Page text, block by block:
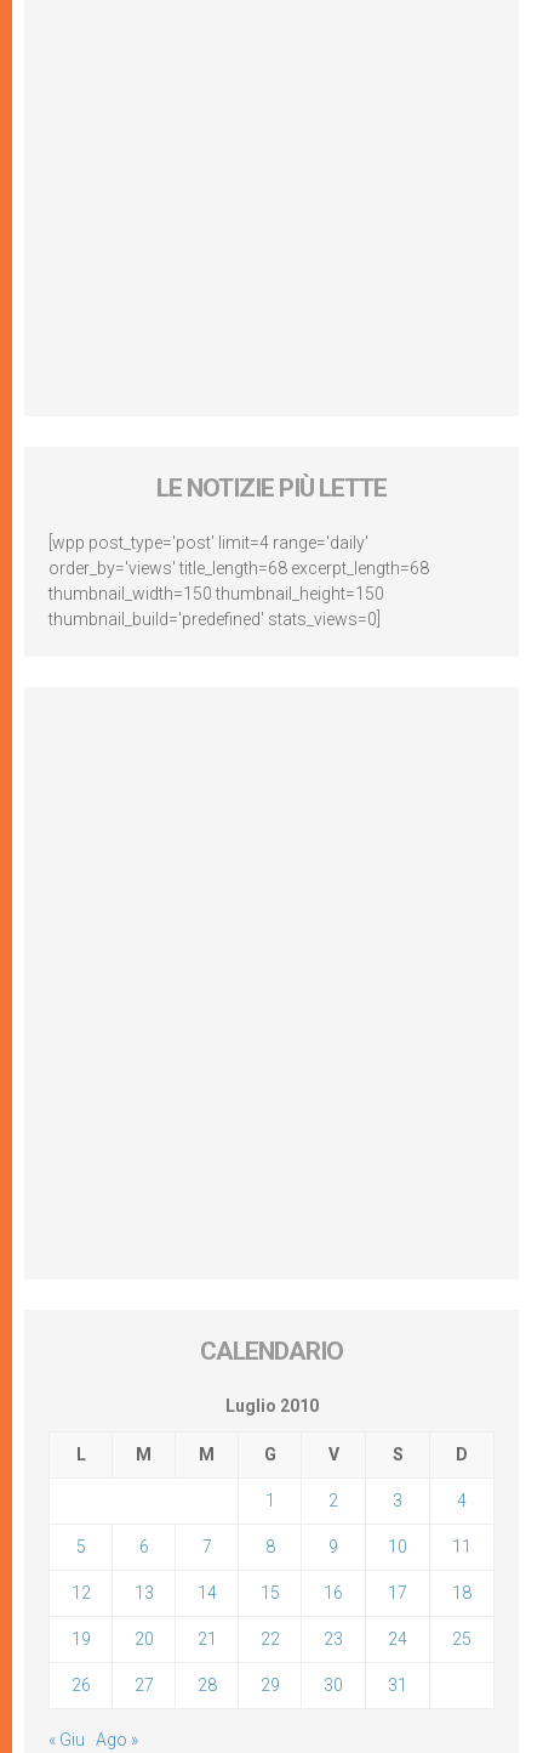
LE NOTIZIE PIÙ LETTE
[wpp post_type='post' limit=4 range='daily'
order_by='views' title_length=68 excerpt_length=68
thumbnail_width=150 thumbnail_height=150
thumbnail_build='predefined' stats_views=0]
CALENDARIO
Luglio 2010
L M M G V S D
1 2 3 4
5 6 7 8 9 10 11
12 13 14 15 16 17 18
19 20 21 22 23 24 25
26 27 28 29 30 31
« Giu Ago »